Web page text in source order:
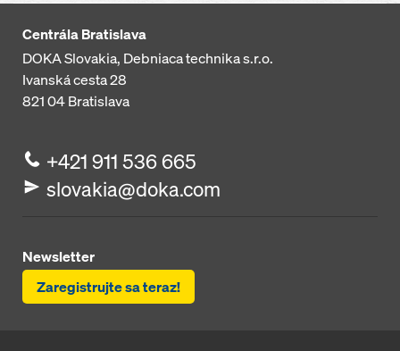
Centrála Bratislava
DOKA Slovakia, Debniaca technika s.r.o.
Ivanská cesta 28
821 04Bratislava
+421 911 536 665
slovakia@doka.com
Newsletter
Zaregistrujte sa teraz!